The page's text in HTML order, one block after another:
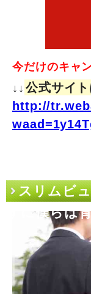
今だけのキャ
↓↓ 公式サイ
http://
スリムビ
ずに僕らは